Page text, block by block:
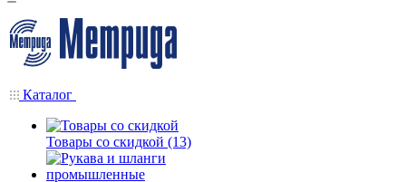
Каталог
Товары со скидкой (13)